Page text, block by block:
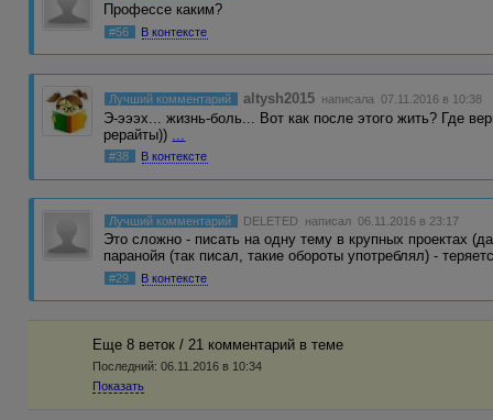
Профессе каким?
#56 В контексте
Лучший комментарий altysh2015 написала 07.11.2016 в 10:38
Э-эээх... жизнь-боль... Вот как после этого жить? Где
рерайты))
#38 В контексте
Лучший комментарий DELETED написал 06.11.2016 в 23:17
Это сложно - писать на одну тему в крупных проектах
паранойя (так писал, такие обороты употреблял) -
#29 В контексте
Еще 8 веток / 21 комментарий в темe
Последний: 06.11.2016 в 10:34
Показать